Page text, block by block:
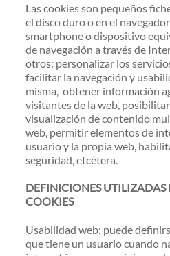
Las cookies son pequeños
el disco duro o en el
smartphone o dispositivo
de navegación a través de
otros: personalizar los
facilitar la navegación y
misma, obtener información
visitantes de la web,
visualización de contenido
web, permitir elementos de
usuario y la propia web,
seguridad, etcétera.
DEFINICIONES UTILIZADAS
COOKIES
Usabilidad web: puede
que tiene un usuario cuando